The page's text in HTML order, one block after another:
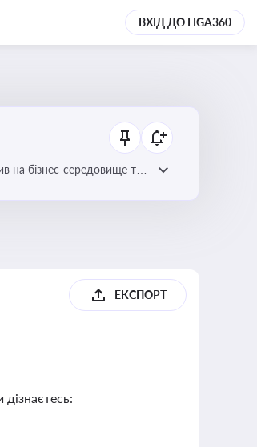
ВХІД ДО LIGA360
на бізнес-середовище та
ЕКСПОРТ
дізнаєтесь: